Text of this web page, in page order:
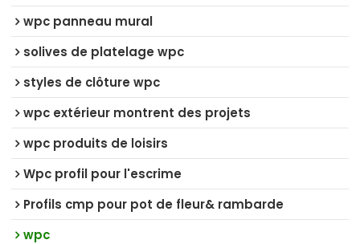
wpc panneau mural
solives de platelage wpc
styles de clôture wpc
wpc extérieur montrent des projets
wpc produits de loisirs
Wpc profil pour l'escrime
Profils cmp pour pot de fleur& rambarde
wpc